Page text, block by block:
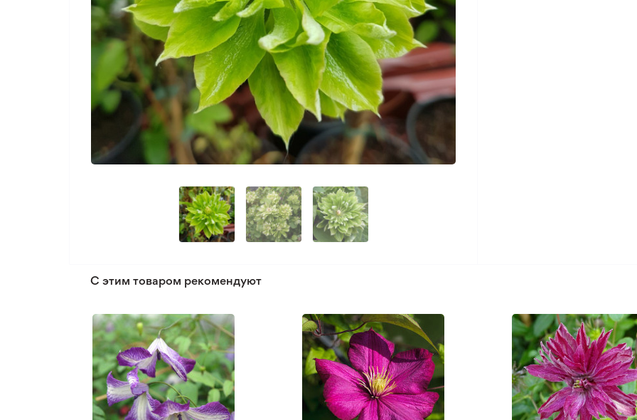
С этим товаром рекомендуют